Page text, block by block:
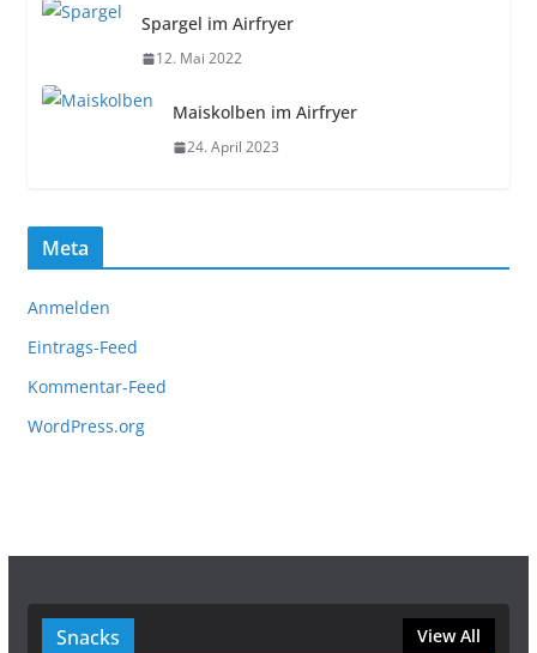
Spargel im Airfryer
12. Mai 2022
Maiskolben im Airfryer
24. April 2023
Meta
Anmelden
Eintrags-Feed
Kommentar-Feed
WordPress.org
Snacks View All